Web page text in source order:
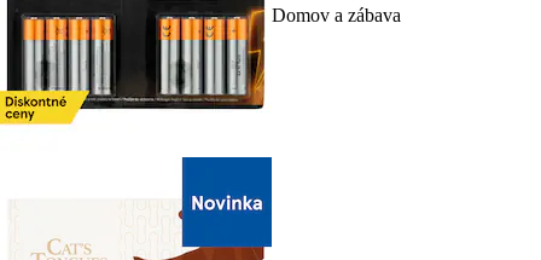
Domov a zábava